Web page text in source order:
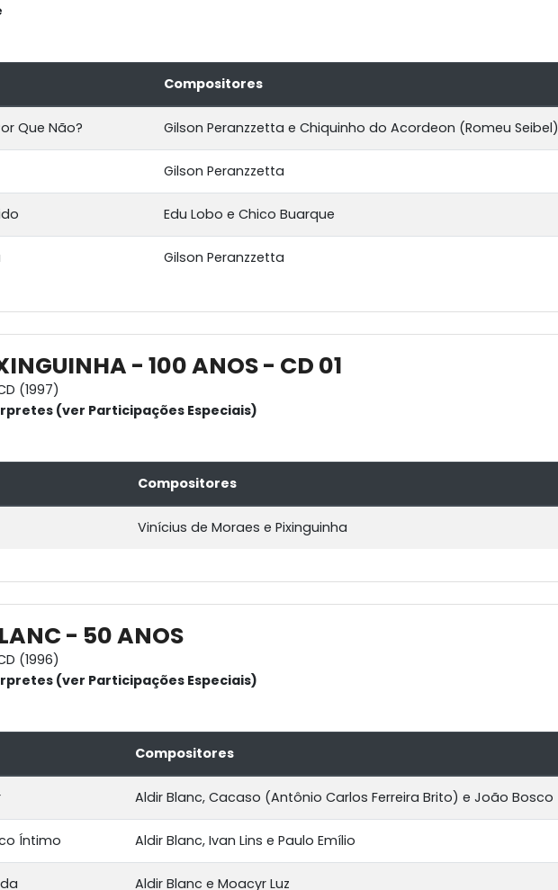
Compositores
Que Não? Gilson Peranzzetta e Chiquinho do Acordeon (Romeu Seibel)
Gilson Peranzzetta
Edu Lobo e Chico Buarque
Gilson Peranzzetta
- 100 ANOS - CD 01
(1997)
(ver Participações Especiais)
Compositores
Vinícius de Moraes e Pixinguinha
- 50 ANOS
(1996)
(ver Participações Especiais)
Compositores
Aldir Blanc, Cacaso (Antônio Carlos Ferreira Brito) e João Bosco
Íntimo Aldir Blanc, Ivan Lins e Paulo Emílio
Aldir Blanc e Moacyr Luz